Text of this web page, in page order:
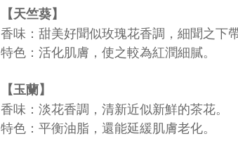
【天竺葵】
香味：甜美好聞似玫瑰花香調，細聞之下
特色：活化肌膚，使之較為紅潤細膩。
【玉蘭】
香味：淡花香調，清新近似新鮮的茶花。
特色：平衡油脂，還能延緩肌膚老化。